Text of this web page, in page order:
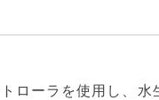
ローラを使用し、水